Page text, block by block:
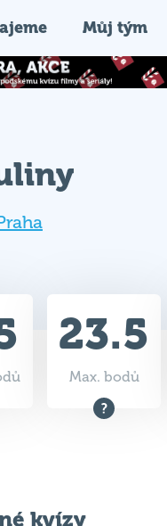
Můj tým
23.5
Max. bodů
kvízy